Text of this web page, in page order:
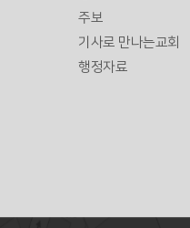
주보
기사로 만나는교회
행정자료